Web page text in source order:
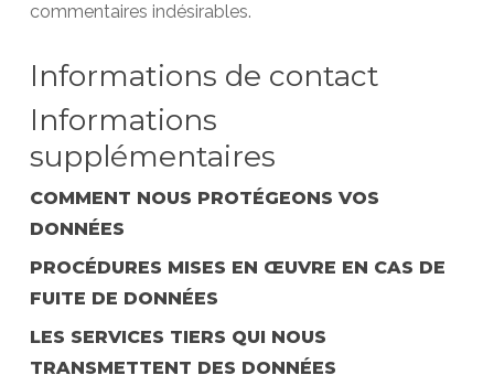
commentaires indésirables.
Informations de contact
Informations
supplémentaires
COMMENT NOUS PROTÉGEONS VOS
DONNÉES
PROCÉDURES MISES EN ŒUVRE EN CAS DE
FUITE DE DONNÉES
LES SERVICES TIERS QUI NOUS
TRANSMETTENT DES DONNÉES